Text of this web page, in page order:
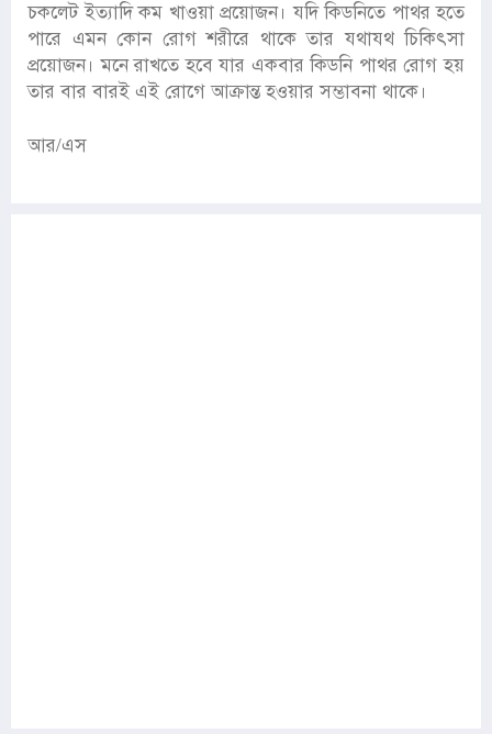
চকলেট ইত্যাদি কম খাওয়া প্রয়োজন। যদি কিডনিতে পাথর হতে
পারে এমন কোন রোগ শরীরে থাকে তার যথাযথ চিকিৎসা
প্রয়োজন। মনে রাখতে হবে যার একবার কিডনি পাথর রোগ হয়
তার বার বারই এই রোগে আক্রান্ত হওয়ার সম্ভাবনা থাকে।
আর/এস